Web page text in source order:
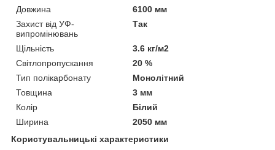
Довжина
6100 мм
Захист від УФ-
випромінювань
Так
Щільність
3.6 кг/м2
Світлопропускання
20 %
Тип полікарбонату
Монолітний
Товщина
3 мм
Колір
Білий
Ширина
2050 мм
Користувальницькі характеристики